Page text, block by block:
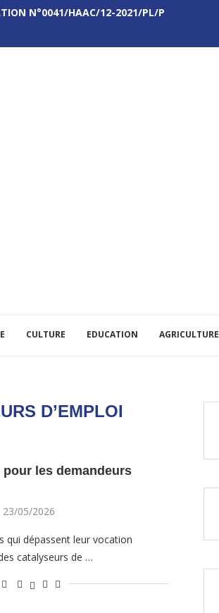
N°0041/HAAC/12-2021/PL/P
CULTURE EDUCATION AGRICULTURE
D’EMPLOI
pour les demandeurs
23/05/2026
qui dépassent leur vocation
catalyseurs de …